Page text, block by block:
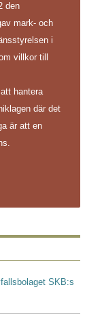
den
mark- och
i
villkor till
hantera
där det
är att en
SKB:s